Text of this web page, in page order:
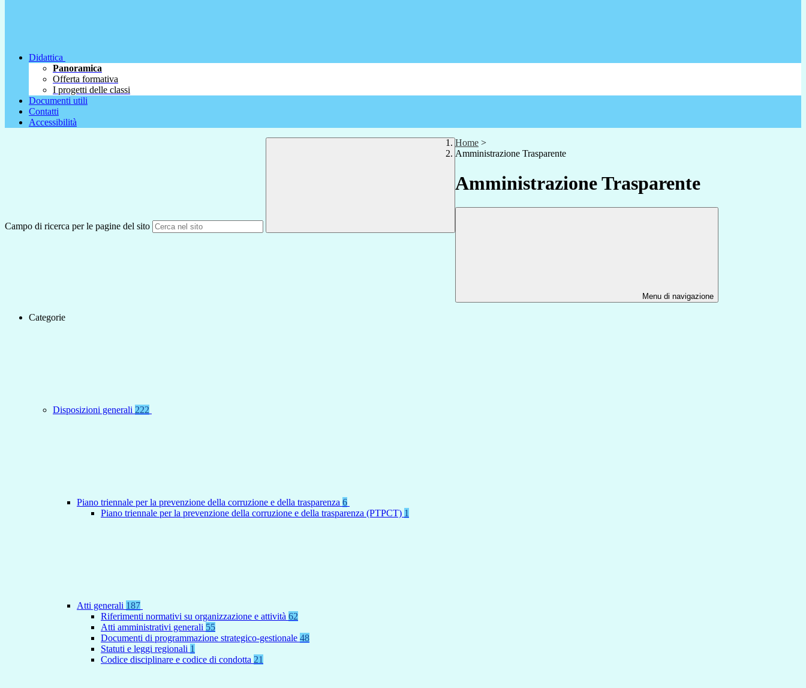
Didattica
Panoramica
Offerta formativa
I progetti delle classi
Documenti utili
Contatti
Accessibilità
Campo di ricerca per le pagine del sito
Home >
Amministrazione Trasparente
Amministrazione Trasparente
Menu di navigazione
Categorie
Disposizioni generali 222
Piano triennale per la prevenzione della corruzione e della trasparenza 6
Piano triennale per la prevenzione della corruzione e della trasparenza (PTPCT) 1
Atti generali 187
Riferimenti normativi su organizzazione e attività 62
Atti amministrativi generali 55
Documenti di programmazione strategico-gestionale 48
Statuti e leggi regionali 1
Codice disciplinare e codice di condotta 21